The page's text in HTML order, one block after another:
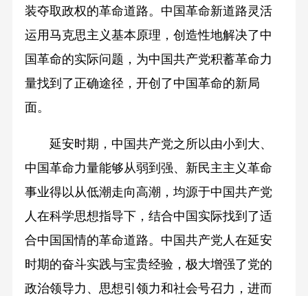
装夺取政权的革命道路。中国革命新道路灵活
运用马克思主义基本原理，创造性地解决了中
国革命的实际问题，为中国共产党积蓄革命力
量找到了正确途径，开创了中国革命的新局
面。
延安时期，中国共产党之所以由小到大、
中国革命力量能够从弱到强、新民主主义革命
事业得以从低潮走向高潮，均源于中国共产党
人在科学思想指导下，结合中国实际找到了适
合中国国情的革命道路。中国共产党人在延安
时期的奋斗实践与宝贵经验，极大增强了党的
政治领导力、思想引领力和社会号召力，进而